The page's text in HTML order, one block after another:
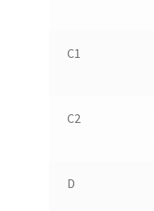
C1
C2
D